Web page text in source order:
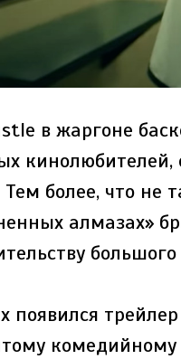
в жаргоне
кинолюбителей,
Тем более, что не
алмазах»
появился
комедийному